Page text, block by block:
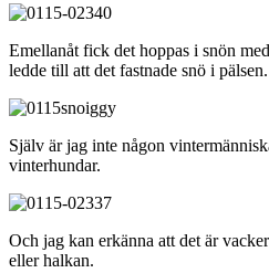
Emellanåt fick det hoppas i snön
ledde till att det fastnade snö i
Själv är jag inte någon
vinterhundar.
Och jag kan erkänna att det är
eller halkan.